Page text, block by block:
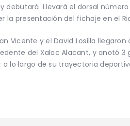
Llevará el dorsal
la presentación del fichaje en el
Vicente y el David Losilla
del Xaloc Alacant, y anotó
lo largo de su trayectoria